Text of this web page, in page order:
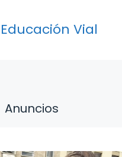
Educación Vial
Anuncios